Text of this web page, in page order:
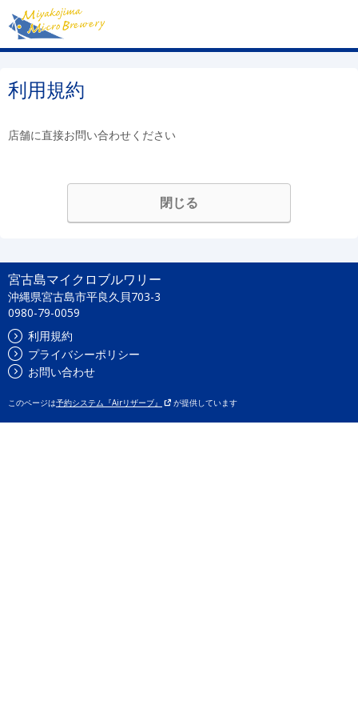
利用規約
店舗に直接お問い合わせください
閉じる
宮古島マイクロブルワリー
沖縄県宮古島市平良久貝703-3
0980-79-0059
利用規約
プライバシーポリシー
お問い合わせ
このページは予約システム『Airリザーブ』 が提供しています